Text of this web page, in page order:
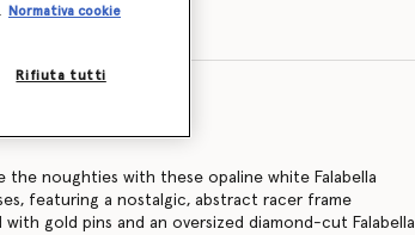
the noughties with these opaline white Falabella
featuring a nostalgic, abstract racer frame
with gold pins and an oversized diamond-cut Falabella
Normativa cookie
Rifiuta tutti